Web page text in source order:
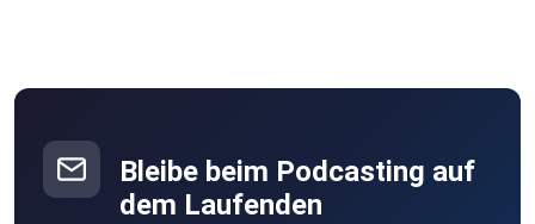
Bleibe beim Podcasting auf
dem Laufenden